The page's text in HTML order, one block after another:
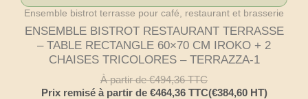
Ensemble bistrot terrasse pour café, restaurant et brasserie
ENSEMBLE BISTROT RESTAURANT TERRASSE
– TABLE RECTANGLE 60×70 CM IROKO + 2
CHAISES TRICOLORES – TERRAZZA-1
À partir de€494,36TTC
Prix remisé à partir de €464,36TTC(€384,60HT)